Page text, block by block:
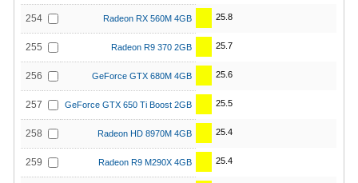
254 Radeon RX 560M 4GB 25.8
255 Radeon R9 370 2GB 25.7
256 GeForce GTX 680M 4GB 25.6
257 GeForce GTX 650 Ti Boost 2GB 25.5
258 Radeon HD 8970M 4GB 25.4
259 Radeon R9 M290X 4GB 25.4